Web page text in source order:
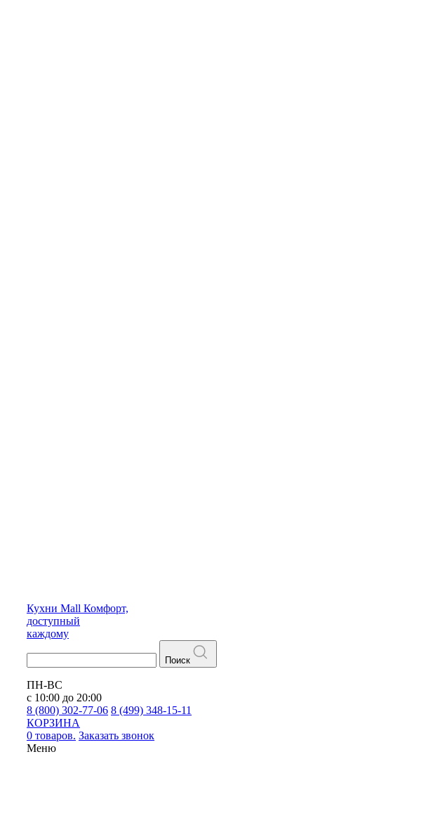
Кухни Mall Комфорт,
доступный
каждому
Поиск
ПН-ВС
с 10:00 до 20:00
8 (800) 302-77-06 8 (499) 348-15-11
КОРЗИНА
0 товаров. Заказать звонок
Меню